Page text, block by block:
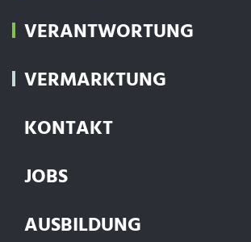
VERANTWORTUNG
VERMARKTUNG
KONTAKT
JOBS
AUSBILDUNG